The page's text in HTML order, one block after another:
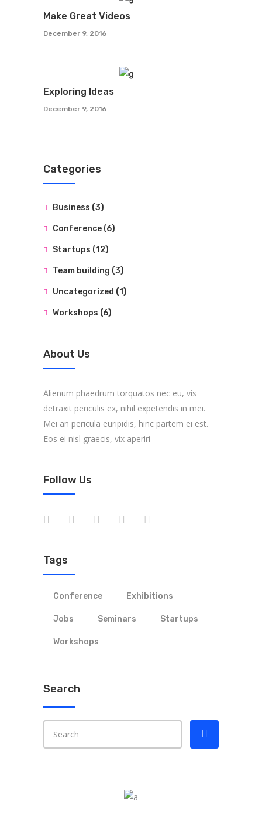
Make Great Videos
December 9, 2016
Exploring Ideas
December 9, 2016
Categories
Business (3)
Conference (6)
Startups (12)
Team building (3)
Uncategorized (1)
Workshops (6)
About Us
Alienum phaedrum torquatos nec eu, vis
detraxit periculis ex, nihil expetendis in mei.
Mei an pericula euripidis, hinc partem ei est.
Eos ei nisl graecis, vix aperiri
Follow Us
Tags
Conference Exhibitions
Jobs Seminars Startups
Workshops
Search